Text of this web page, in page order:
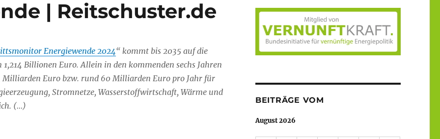
| Reitschuster.de
Energiewende 2024“ kommt bis 2035 auf die
1,214 Billionen Euro. Allein in den kommenden sechs Jahren
Milliarden Euro bzw. rund 60 Milliarden Euro pro Jahr für
Stromnetze, Wasserstoffwirtschaft, Wärme und
(…)
BEITRÄGE VOM
August 2026